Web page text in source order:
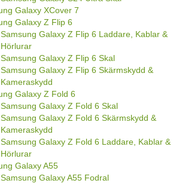
Galaxy XCover 7
Galaxy Z Flip 6
Samsung Galaxy Z Flip 6 Laddare, Kablar &
Hörlurar
Samsung Galaxy Z Flip 6 Skal
Samsung Galaxy Z Flip 6 Skärmskydd &
Kameraskydd
Galaxy Z Fold 6
Samsung Galaxy Z Fold 6 Skal
Samsung Galaxy Z Fold 6 Skärmskydd &
Kameraskydd
Samsung Galaxy Z Fold 6 Laddare, Kablar &
Hörlurar
Galaxy A55
Samsung Galaxy A55 Fodral